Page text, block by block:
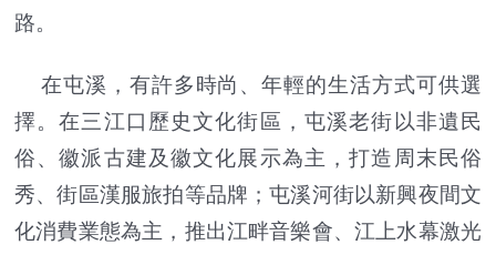
路。
在屯溪，有許多時尚、年輕的生活方式可供選
擇。在三江口歷史文化街區，屯溪老街以非遺民
俗、徽派古建及徽文化展示為主，打造周末民俗
秀、街區漢服旅拍等品牌；屯溪河街以新興夜間文
化消費業態為主，推出江畔音樂會、江上水幕激光